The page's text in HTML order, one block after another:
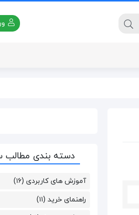
دسته بندی مطالب
آموزش های کاربردی (۱۶)
راهنمای خرید (۱۱)